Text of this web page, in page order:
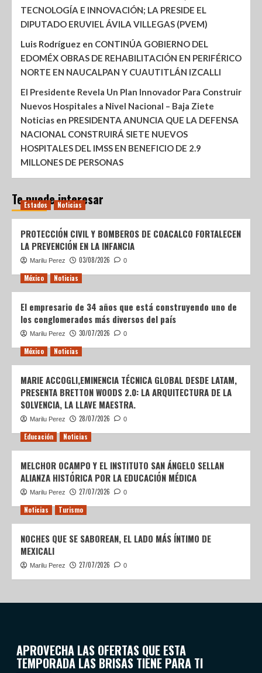
TECNOLOGÍA E INNOVACIÓN; LA PRESIDE EL
DIPUTADO ERUVIEL ÁVILA VILLEGAS (PVEM)
Luis Rodríguez en CONTINÚA GOBIERNO DEL
EDOMÉX OBRAS DE REHABILITACIÓN EN PERIFÉRICO
NORTE EN NAUCALPAN Y CUAUTITLÁN IZCALLI
El Presidente Revela Un Plan Innovador Para Construir
Nuevos Hospitales a Nivel Nacional – Baja Ziete
Noticias en PRESIDENTA ANUNCIA QUE LA DEFENSA
NACIONAL CONSTRUIRÁ SIETE NUEVOS
HOSPITALES DEL IMSS EN BENEFICIO DE 2.9
MILLONES DE PERSONAS
Te puede interesar
Estados Noticias
PROTECCIÓN CIVIL Y BOMBEROS DE COACALCO FORTALECEN
LA PREVENCIÓN EN LA INFANCIA
Marilu Perez 03/08/2026 0
México Noticias
El empresario de 34 años que está construyendo uno de
los conglomerados más diversos del país
Marilu Perez 30/07/2026 0
México Noticias
MARIE ACCOGLI,EMINENCIA TÉCNICA GLOBAL DESDE LATAM,
PRESENTA BRETTON WOODS 2.0: LA ARQUITECTURA DE LA
SOLVENCIA, LA LLAVE MAESTRA.
Marilu Perez 28/07/2026 0
Educación Noticias
MELCHOR OCAMPO Y EL INSTITUTO SAN ÁNGELO SELLAN
ALIANZA HISTÓRICA POR LA EDUCACIÓN MÉDICA
Marilu Perez 27/07/2026 0
Noticias Turismo
NOCHES QUE SE SABOREAN, EL LADO MÁS ÍNTIMO DE
MEXICALI
Marilu Perez 27/07/2026 0
APROVECHA LAS OFERTAS QUE ESTA
TEMPORADA LAS BRISAS TIENE PARA TI